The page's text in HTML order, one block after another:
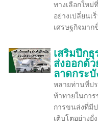
ทางเลือกใหม่
อย่างเปลี่ยน
เศรษฐกิจมาก
เสริมปีก
ส่งออกด้ว
ลาดกระบั
หลายท่านที่ป
ท้าทายในกา
การขนส่งที่มี
เติบโตอย่างยั่